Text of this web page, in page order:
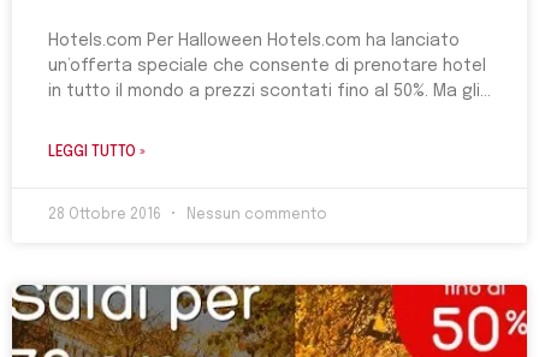
Hotels.com Per Halloween Hotels.com ha lanciato
un’offerta speciale che consente di prenotare hotel
in tutto il mondo a prezzi scontati fino al 50%. Ma gli
LEGGI TUTTO »
28 Ottobre 2016 Nessun commento